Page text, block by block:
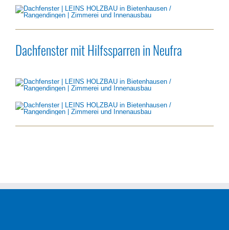
Dachfenster mit Hilfssparren in Neufra